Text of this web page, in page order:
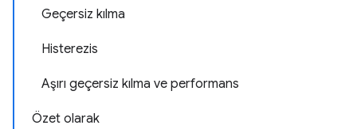
Geçersiz kılma
Histerezis
Aşırı geçersiz kılma ve performans
Özet olarak